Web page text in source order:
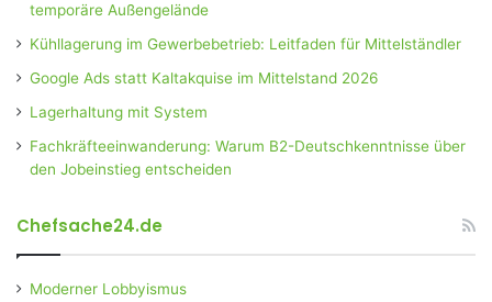
temporäre Außengelände
Kühllagerung im Gewerbebetrieb: Leitfaden für Mittelständler
Google Ads statt Kaltakquise im Mittelstand 2026
Lagerhaltung mit System
Fachkräfteeinwanderung: Warum B2-Deutschkenntnisse über
den Jobeinstieg entscheiden
Chefsache24.de
Moderner Lobbyismus